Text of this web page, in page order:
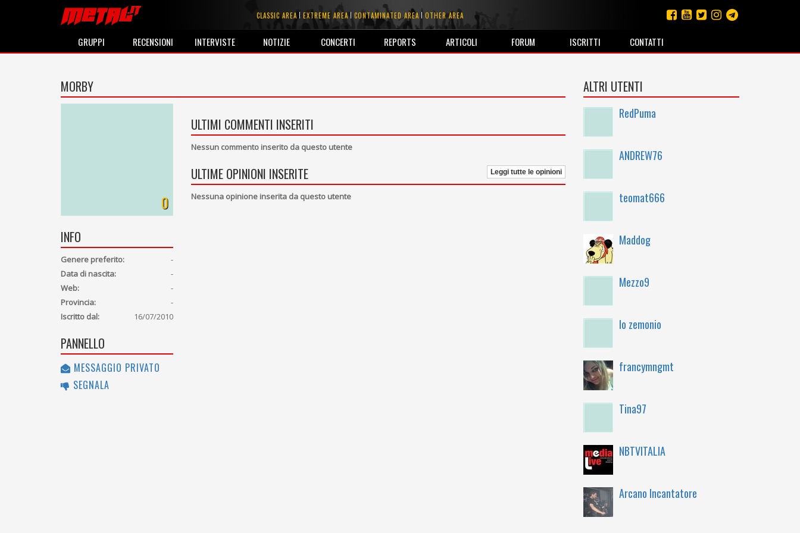
CLASSIC AREA EXTREME AREA CONTAMINATED AREA OTHER AREA
GRUPPI RECENSIONI INTERVISTE NOTIZIE CONCERTI REPORTS ARTICOLI FORUM ISCRITTI CONTATTI
MORBY
0
INFO
Genere preferito:
-
Data di nascita:
-
Web:
-
Provincia:
-
Iscritto dal:
16/07/2010
PANNELLO
MESSAGGIO PRIVATO
SEGNALA
ULTIMI COMMENTI INSERITI
Nessun commento inserito da questo utente
ULTIME OPINIONI INSERITE Leggi tutte le opinioni
Nessuna opinione inserita da questo utente
ALTRI UTENTI
RedPuma
ANDREW76
teomat666
Maddog
Mezzo9
lo zemonio
francymngmt
Tina97
NBTVITALIA
Arcano Incantatore